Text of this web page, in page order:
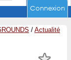
Connexion
/ Actualité